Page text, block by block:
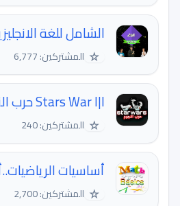
الشامل للغة
☆ المشتركين: 6,777
Stars War l|l حرب النجوم
☆ المشتركين: 240
أساسيات
☆ المشتركين: 2,700